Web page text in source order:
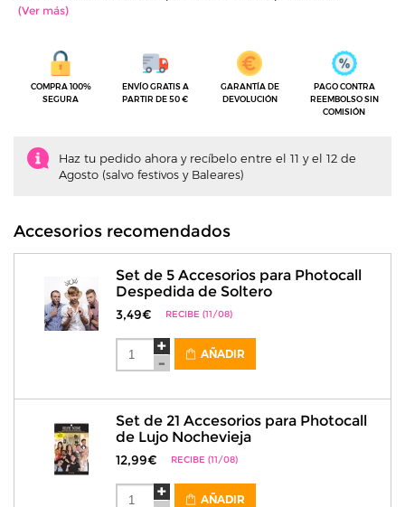
COMPRA 100%
SEGURA
ENVÍO GRATIS A
PARTIR DE 50 €
GARANTÍA DE
DEVOLUCIÓN
PAGO CONTRA
REEMBOLSO SIN
COMISIÓN
Haz tu pedido ahora y recíbelo entre el 11 y el 12 de
Agosto (salvo festivos y Baleares)
Accesorios recomendados
Set de 5 Accesorios para Photocall
Despedida de Soltero
3,49€ RECIBE (11/08)
AÑADIR
Set de 21 Accesorios para Photocall
de Lujo Nochevieja
12,99€ RECIBE (11/08)
AÑADIR